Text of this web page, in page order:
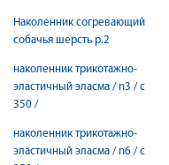
Наколенник согревающий
собачья шерсть р.2
наколенник трикотажно-
эластичный эласма / n3 / с
350 /
наколенник трикотажно-
эластичный эласма / n6 / с